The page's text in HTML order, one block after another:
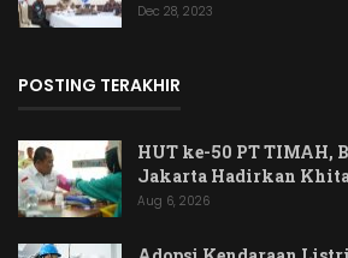
Dec 28, 2023
POSTING TERAKHIR
HUT ke-50 PT TIMAH,
Jakarta Hadirkan
Aug 6, 2026